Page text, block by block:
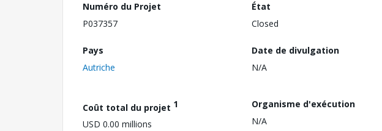
Numéro du Projet
P037357
État
Closed
Pays
Autriche
Date de divulgation
N/A
Coût total du projet 1
USD 0.00 millions
Organisme d'exécution
N/A